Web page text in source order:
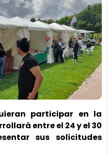
participar en la
entre el 24 y el 30
sus solicitudes